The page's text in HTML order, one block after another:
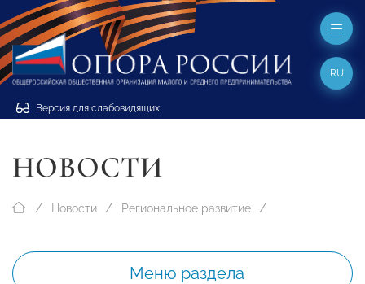
Версия для слабовидящих
RU
НОВОСТИ
Новости Региональное развитие
Меню раздела